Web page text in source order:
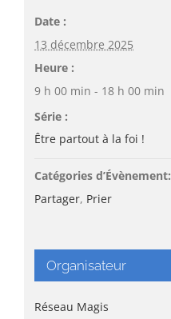
Date :
13 décembre 2025
Heure :
9 h 00 min - 18 h 00 min
Série :
Être partout à la foi !
Catégories d’Évènement:
Partager, Prier
Organisateur
Réseau Magis